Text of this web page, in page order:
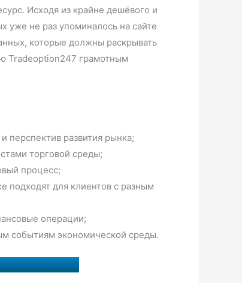
Исходя из крайне дешёвого и
уже не раз упоминалось на сайте
которые должны раскрывать
Tradeoption247 грамотным
перспектив развития рынка;
торговой среды;
процесс;
подходят для клиентов с разным
операции;
событиям экономической среды.